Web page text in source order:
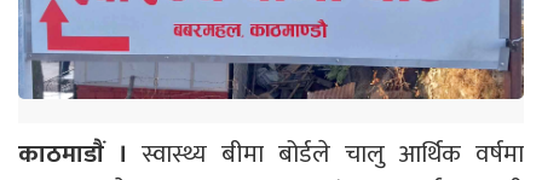
काठमाडाैं । स्वास्थ्य बीमा बोर्डले चालु आर्थिक वर्षमा